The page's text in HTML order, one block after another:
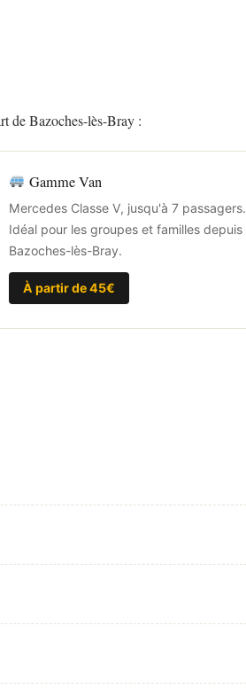
de Bazoches-lès-Bray :
Gamme Van
Mercedes Classe V, jusqu'à 7 passagers.
Idéal pour les groupes et familles depuis
Bazoches-lès-Bray.
À partir de 45€